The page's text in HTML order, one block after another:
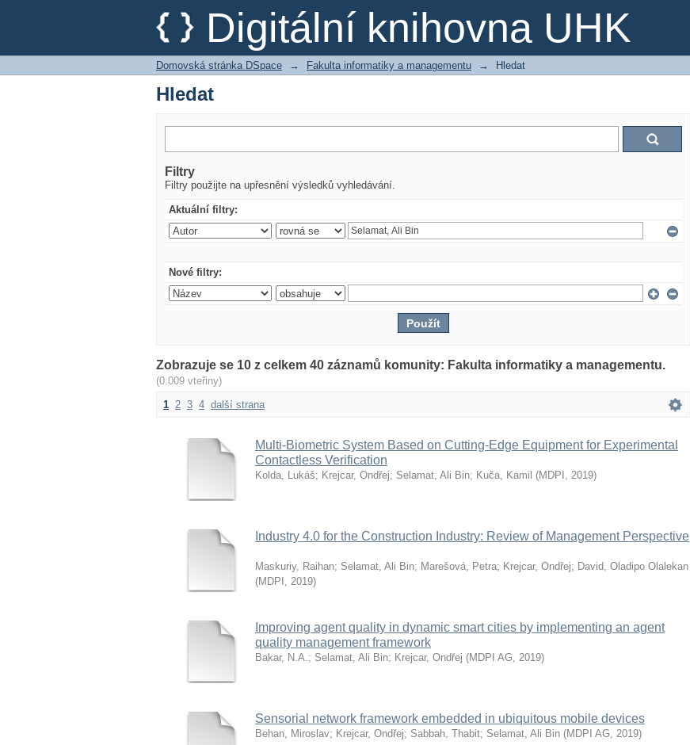
Digitální knihovna UHK
Hledat
Domovská stránka DSpace → Fakulta informatiky a managementu → Hledat
Hledat
Filtry
Filtry použijte na upřesnění výsledků vyhledávání.
Aktuální filtry:
Nové filtry:
Zobrazuje se 10 z celkem 40 záznamů komunity: Fakulta informatiky a managementu.
(0.009 vteřiny)
1 2 3 4 další strana
Multi-Biometric System Based on Cutting-Edge Equipment for Experimental
Contactless Verification
Kolda, Lukáš; Krejcar, Ondřej; Selamat, Ali Bin; Kuča, Kamil (MDPI , 2019)
Industry 4.0 for the Construction Industry: Review of Management Perspective
Maskuriy, Raihan; Selamat, Ali Bin; Marešová, Petra; Krejcar, Ondřej; David, Oladipo Olalekan
(MDPI , 2019)
Improving agent quality in dynamic smart cities by implementing an agent
quality management framework
Bakar, N.A.; Selamat, Ali Bin; Krejcar, Ondřej (MDPI AG, 2019)
Sensorial network framework embedded in ubiquitous mobile devices
Behan, Miroslav; Krejcar, Ondřej; Sabbah, Thabit; Selamat, Ali Bin (MDPI AG, 2019)